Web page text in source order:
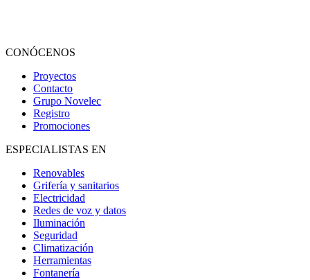
CONÓCENOS
Proyectos
Contacto
Grupo Novelec
Registro
Promociones
ESPECIALISTAS EN
Renovables
Grifería y sanitarios
Electricidad
Redes de voz y datos
Iluminación
Seguridad
Climatización
Herramientas
Fontanería